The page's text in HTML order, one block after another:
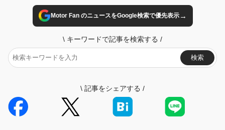
Motor Fan のニュースをGoogle検索で優先表示→
\ キーワードで記事を検索する /
検索
\ 記事をシェアする /